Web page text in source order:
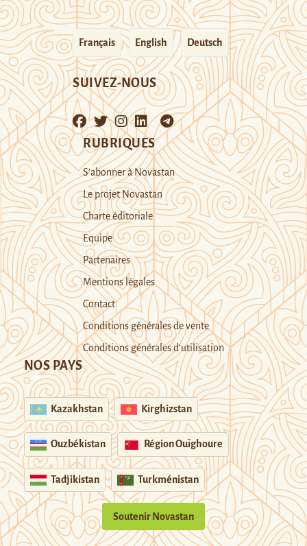
Français English Deutsch
SUIVEZ-NOUS
RUBRIQUES
S’abonner à Novastan
Le projet Novastan
Charte éditoriale
Equipe
Partenaires
Mentions légales
Contact
Conditions générales de vente
Conditions générales d’utilisation
NOS PAYS
Kazakhstan Kirghizstan
Ouzbékistan Région Ouïghoure
Tadjikistan Turkménistan
Soutenir Novastan